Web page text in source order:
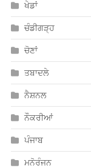
ਪੰਜਾਬ
ਮਨੋਰੰਜਨ